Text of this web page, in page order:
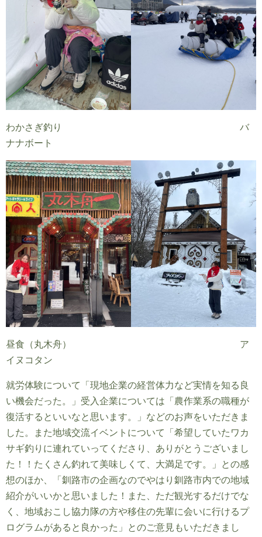
わかさぎ釣り バ
ナナボート
昼食（丸木舟） ア
イヌコタン
就労体験について「現地企業の経営体力など実情を知る良
い機会だった。」受入企業については「農作業系の職種が
復活するといいなと思います。」などのお声をいただきま
した。また地域交流イベントについて「希望していたワカ
サギ釣りに連れていってくださり、ありがとうございまし
た！！たくさん釣れて美味しくて、大満足です。」との感
想のほか、「釧路市の企画なのでやはり釧路市内での地域
紹介がいいかと思いました！また、ただ観光するだけでな
く、地域おこし協力隊の方や移住の先輩に会いに行けるプ
ログラムがあると良かった」とのご意見もいただきまし